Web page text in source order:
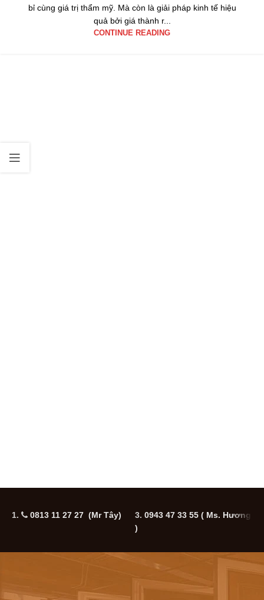
bỉ cùng giá trị thẩm mỹ. Mà còn là giải pháp kinh tế hiệu
quả bởi giá thành r...
CONTINUE READING
1. 0813 11 27 27 (Mr Tây) 3. 0943 47 33 55 ( Ms. Hương
)